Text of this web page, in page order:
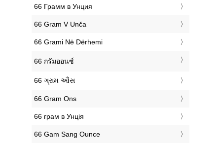
‎66 Грамм в Унция
‎66 Gram V Unča
‎66 Grami Në Dërhemi
‎66 กรัมออนซ์
‎66 ગ્રામ ઔંસ
‎66 Gram Ons
‎66 грам в Унція
‎66 Gam Sang Ounce